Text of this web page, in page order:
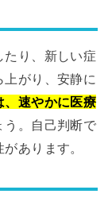
たり、新しい症
がり、安静に
、速やかに医療
う。自己判断で
あります。